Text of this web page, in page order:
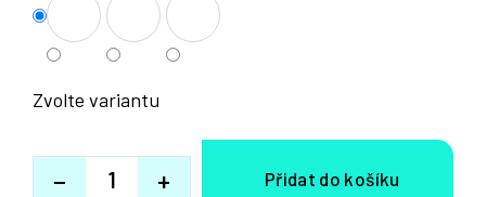
Zvolte variantu
+
−